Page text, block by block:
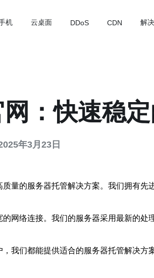
机 云桌面 DDoS CDN 解
：快速稳
年3月23日
量的服务器托管解决方案。我们拥有
网络连接。我们的服务器采用最新的
我们都能提供适合的服务器托管解决